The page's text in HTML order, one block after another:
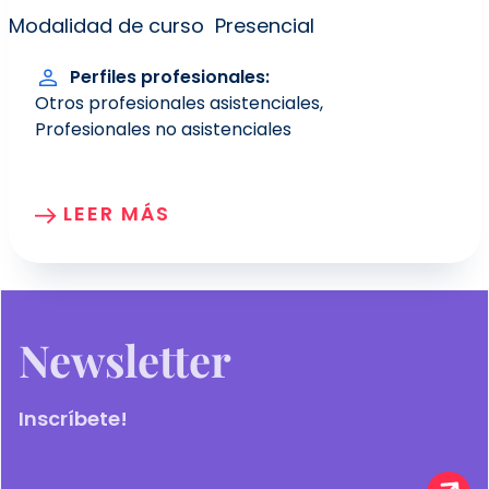
Modalidad de curso Presencial
Perfiles profesionales
Otros profesionales asistenciales
Profesionales no asistenciales
LEER MÁS
Newsletter
Inscríbete!